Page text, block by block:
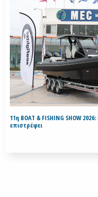
11η BOAT & FISHING SHOW
επιστρέφει